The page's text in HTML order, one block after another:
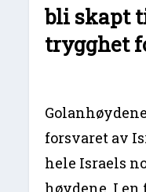
bli skapt
trygghet
forsvaret av
hele Israels
høydene. I